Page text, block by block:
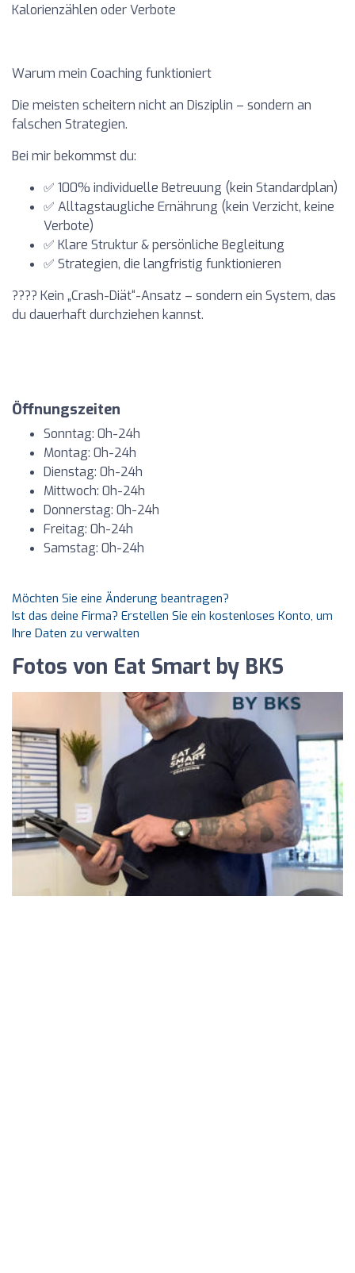
Kalorienzählen oder Verbote
Warum mein Coaching funktioniert
Die meisten scheitern nicht an Disziplin – sondern an
falschen Strategien.
Bei mir bekommst du:
✅ 100% individuelle Betreuung (kein Standardplan)
✅ Alltagstaugliche Ernährung (kein Verzicht, keine
Verbote)
✅ Klare Struktur & persönliche Begleitung
✅ Strategien, die langfristig funktionieren
???? Kein „Crash-Diät“-Ansatz – sondern ein System, das
du dauerhaft durchziehen kannst.
Öffnungszeiten
Sonntag: 0h-24h
Montag: 0h-24h
Dienstag: 0h-24h
Mittwoch: 0h-24h
Donnerstag: 0h-24h
Freitag: 0h-24h
Samstag: 0h-24h
Möchten Sie eine Änderung beantragen?
Ist das deine Firma? Erstellen Sie ein kostenloses Konto, um
Ihre Daten zu verwalten
Fotos von Eat Smart by BKS